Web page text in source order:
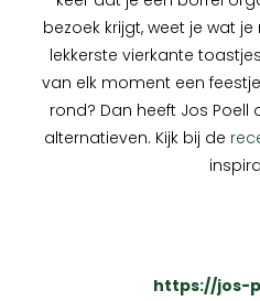
bezoek krijgt, weet je wat
lekkerste vierkante
van elk moment een
rond? Dan heeft Jos
alternatieven. Kijk bij de
https://jos-